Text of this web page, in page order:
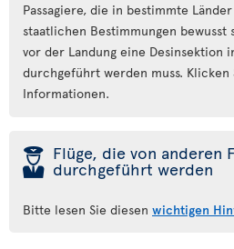
Passagiere, die in bestimmte
staatlichen Bestimmungen bewusst
vor der Landung eine Desinsektion
durchgeführt werden muss. Klicken
Informationen.
þ Flüge, die von anderen
durchgeführt werden
Bitte lesen Sie diesen wichtigen